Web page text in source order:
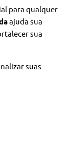
para qualquer
ajuda sua
sua
suas